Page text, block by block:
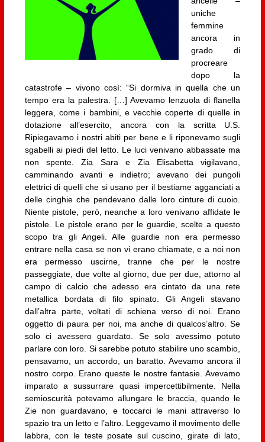
uniche
femmine
ancora in
grado di
procreare
dopo la
catastrofe – vivono così: “Si dormiva in quella che un
tempo era la palestra. […] Avevamo lenzuola di flanella
leggera, come i bambini, e vecchie coperte di quelle in
dotazione all’esercito, ancora con la scritta U.S.
Ripiegavamo i nostri abiti per bene e li riponevamo sugli
sgabelli ai piedi del letto. Le luci venivano abbassate ma
non spente. Zia Sara e Zia Elisabetta vigilavano,
camminando avanti e indietro; avevano dei pungoli
elettrici di quelli che si usano per il bestiame agganciati a
delle cinghie che pendevano dalle loro cinture di cuoio.
Niente pistole, però, neanche a loro venivano affidate le
pistole. Le pistole erano per le guardie, scelte a questo
scopo tra gli Angeli. Alle guardie non era permesso
entrare nella casa se non vi erano chiamate, e a noi non
era permesso uscirne, tranne che per le nostre
passeggiate, due volte al giorno, due per due, attorno al
campo di calcio che adesso era cintato da una rete
metallica bordata di filo spinato. Gli Angeli stavano
dall’altra parte, voltati di schiena verso di noi. Erano
oggetto di paura per noi, ma anche di qualcos’altro. Se
solo ci avessero guardato. Se solo avessimo potuto
parlare con loro. Si sarebbe potuto stabilire uno scambio,
pensavamo, un accordo, un baratto. Avevamo ancora il
nostro corpo. Erano queste le nostre fantasie. Avevamo
imparato a sussurrare quasi impercettibilmente. Nella
semioscurità potevamo allungare le braccia, quando le
Zie non guardavano, e toccarci le mani attraverso lo
spazio tra un letto e l’altro. Leggevamo il movimento delle
labbra, con le teste posate sul cuscino, girate di lato,